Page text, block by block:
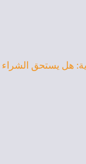
هل يستحق الشراء